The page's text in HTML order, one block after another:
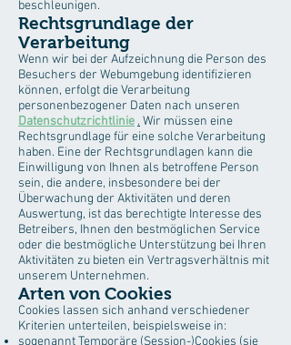
beschleunigen.
Rechtsgrundlage der
Verarbeitung
Wenn wir bei der Aufzeichnung die Person des
Besuchers der Webumgebung identifizieren
können, erfolgt die Verarbeitung
personenbezogener Daten nach unseren
Datenschutzrichtlinie . Wir müssen eine
Rechtsgrundlage für eine solche Verarbeitung
haben. Eine der Rechtsgrundlagen kann die
Einwilligung von Ihnen als betroffene Person
sein, die andere, insbesondere bei der
Überwachung der Aktivitäten und deren
Auswertung, ist das berechtigte Interesse des
Betreibers, Ihnen den bestmöglichen Service
oder die bestmögliche Unterstützung bei Ihren
Aktivitäten zu bieten ein Vertragsverhältnis mit
unserem Unternehmen.
Arten von Cookies
Cookies lassen sich anhand verschiedener
Kriterien unterteilen, beispielsweise in:
sogenannt Temporäre (Session-)Cookies (sie